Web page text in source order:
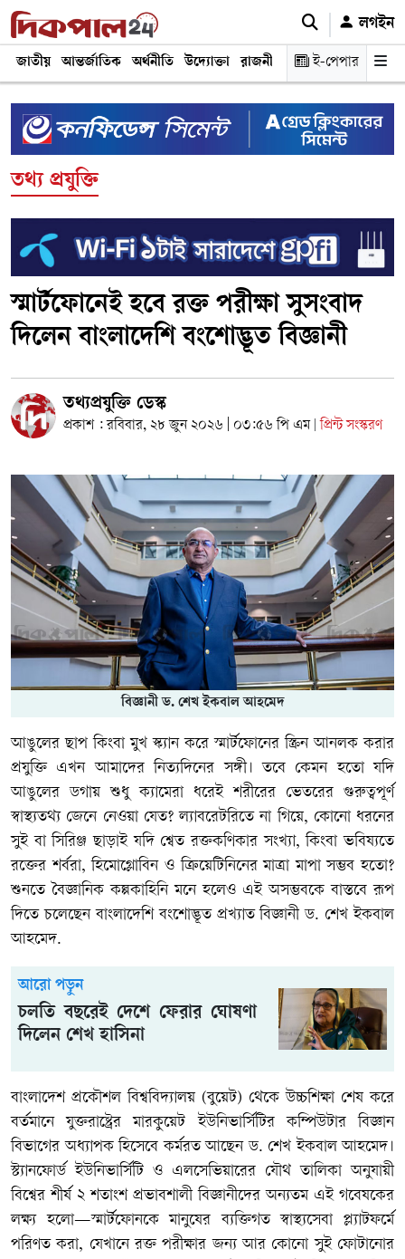
লগইন
জাতীয় আন্তর্জাতিক অর্থনীতি উদ্যোক্তা রাজনীতি শিক্ষা স্বাস্থ্য ও
ই-পেপার
তথ্য প্রযুক্তি
স্মার্টফোনেই হবে রক্ত পরীক্ষা সুসংবাদ
দিলেন বাংলাদেশি বংশোদ্ভূত বিজ্ঞানী
তথ্যপ্রযুক্তি ডেস্ক
প্রকাশ : রবিবার, ২৮ জুন ২০২৬ | ০৩:৫৬ পি এম প্রিন্ট সংস্করণ
বিজ্ঞানী ড. শেখ ইকবাল আহমেদ
আঙুলের ছাপ কিংবা মুখ স্ক্যান করে স্মার্টফোনের স্ক্রিন আনলক করার
প্রযুক্তি এখন আমাদের নিত্যদিনের সঙ্গী। তবে কেমন হতো যদি
আঙুলের ডগায় শুধু ক্যামেরা ধরেই শরীরের ভেতরের গুরুত্বপূর্ণ
স্বাস্থ্যতথ্য জেনে নেওয়া যেত? ল্যাবরেটরিতে না গিয়ে, কোনো ধরনের
সুই বা সিরিঞ্জ ছাড়াই যদি শ্বেত রক্তকণিকার সংখ্যা, কিংবা ভবিষ্যতে
রক্তের শর্বরা, হিমোগ্লোবিন ও ক্রিয়েটিনিনের মাত্রা মাপা সম্ভব হতো?
শুনতে বৈজ্ঞানিক কল্পকাহিনি মনে হলেও এই অসম্ভবকে বাস্তবে রূপ
দিতে চলেছেন বাংলাদেশি বংশোদ্ভূত প্রখ্যাত বিজ্ঞানী ড. শেখ ইকবাল
আহমেদ.
আরো পড়ুন
চলতি বছরেই দেশে ফেরার ঘোষণা
দিলেন শেখ হাসিনা
বাংলাদেশ প্রকৌশল বিশ্ববিদ্যালয় (বুয়েট) থেকে উচ্চশিক্ষা শেষ করে
বর্তমানে যুক্তরাষ্ট্রের মারকুয়েট ইউনিভার্সিটির কম্পিউটার বিজ্ঞান
বিভাগের অধ্যাপক হিসেবে কর্মরত আছেন ড. শেখ ইকবাল আহমেদ।
স্ট্যানফোর্ড ইউনিভার্সিটি ও এলসেভিয়ারের যৌথ তালিকা অনুযায়ী
বিশ্বের শীর্ষ ২ শতাংশ প্রভাবশালী বিজ্ঞানীদের অন্যতম এই গবেষকের
লক্ষ্য হলো—স্মার্টফোনকে মানুষের ব্যক্তিগত স্বাস্থ্যসেবা প্ল্যাটফর্মে
পরিণত করা, যেখানে রক্ত পরীক্ষার জন্য আর কোনো সুই ফোটানোর